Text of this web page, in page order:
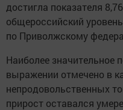
достигла показателя
общероссийский
по Приволжскому
Наиболее значительное
выражении отмечено в
непродовольственных
прирост оставался